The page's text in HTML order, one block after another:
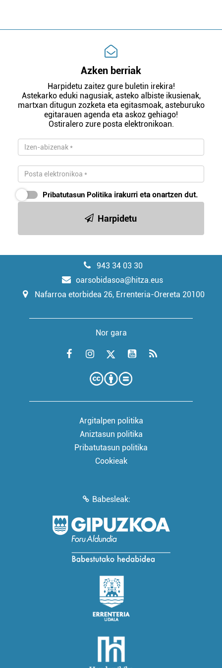
Azken berriak
Harpidetu zaitez gure buletin irekira!
Astekarko eduki nagusiak, asteko albiste ikusienak,
martxan ditugun zozketa eta egitasmoak, asteburuko
egitarauen agenda eta askoz gehiago!
Ostiralero zure posta elektronikoan.
Pribatutasun Politika irakurri eta onartzen dut.
Harpidetu
943 34 03 30
oarsobidasoa@hitza.eus
Nafarroa etorbidea 26, Errenteria-Orereta 20100
Nor gara
Argitalpen politika
Aniztasun politika
Pribatutasun politika
Cookieak
Babesleak: